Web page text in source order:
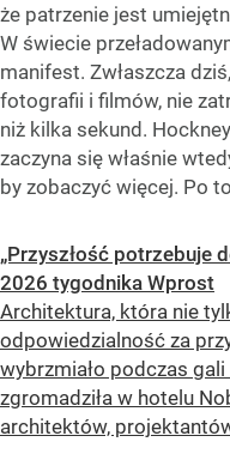
że patrzenie jest
W świecie
manifest. Zwłaszcza
fotografii i filmów, nie
niż kilka sekund.
zaczyna się właśnie
by zobaczyć więcej. Po
„Przyszłość potrzebuje
2026 tygodnika Wprost
Architektura, która nie
odpowiedzialność za
wybrzmiało podczas
zgromadziła w hotelu
architektów,